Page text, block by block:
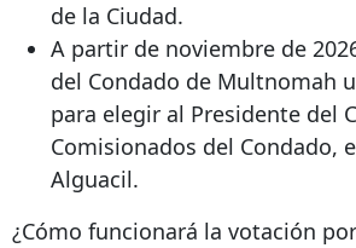
de la Ciudad.
A partir de noviembre de
del Condado de Multnomah
para elegir al Presidente del
Comisionados del Condado,
Alguacil.
¿Cómo funcionará la votación